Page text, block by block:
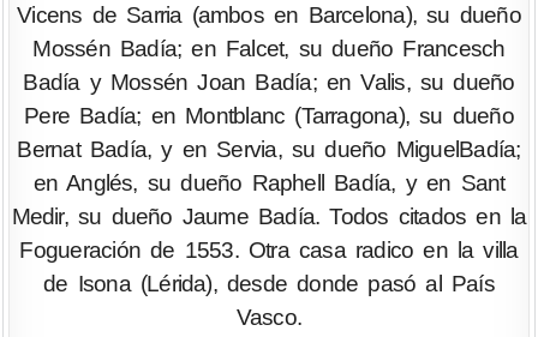
Vicens de Sarria (ambos en Barcelona), su dueño
Mossén Badía; en Falcet, su dueño Francesch
Badía y Mossén Joan Badía; en Valis, su dueño
Pere Badía; en Montblanc (Tarragona), su dueño
Bernat Badía, y en Servia, su dueño MiguelBadía;
en Anglés, su dueño Raphell Badía, y en Sant
Medir, su dueño Jaume Badía. Todos citados en la
Fogueración de 1553. Otra casa radico en la villa
de Isona (Lérida), desde donde pasó al País
Vasco.